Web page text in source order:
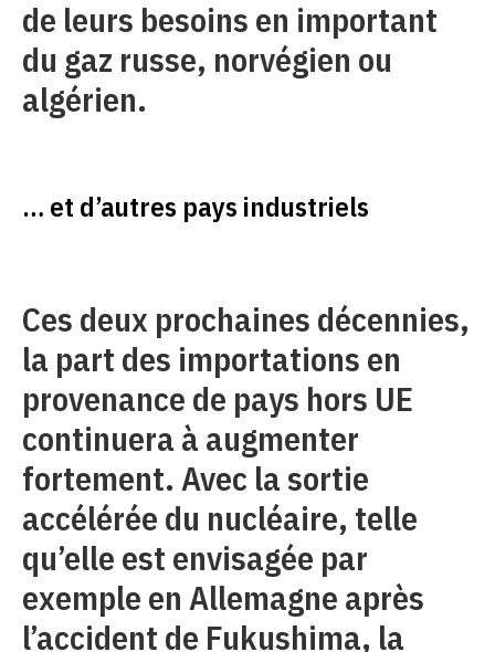
de leurs besoins en important
du gaz russe, norvégien ou
algérien.
… et d’autres pays industriels
Ces deux prochaines décennies,
la part des importations en
provenance de pays hors UE
continuera à augmenter
fortement. Avec la sortie
accélérée du nucléaire, telle
qu’elle est envisagée par
exemple en Allemagne après
l’accident de Fukushima, la